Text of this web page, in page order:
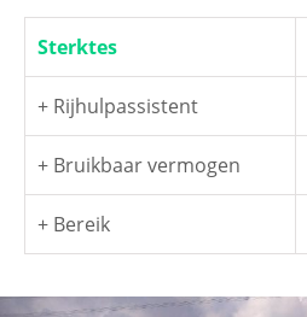
Sterktes
+ Rijhulpassistent
+ Bruikbaar vermogen
+ Bereik